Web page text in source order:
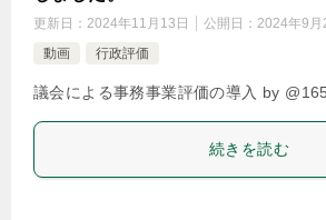
更新日： 2024年11月13日 公開日： 2024年9月
動画
行政評価
議会による事務事業評価の導入 by
続きを読む